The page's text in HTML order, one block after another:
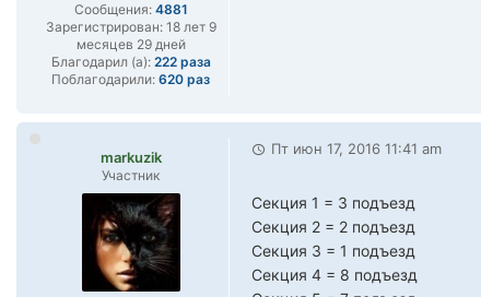
Сообщения: 4881
Зарегистрирован: 18 лет 9
месяцев 29 дней
Благодарил (а): 222 раза
Поблагодарили: 620 раз
markuzik
Участник
Пт июн 17, 2016 11:41 am
Секция 1 = 3 подъезд
Секция 2 = 2 подъезд
Секция 3 = 1 подъезд
Секция 4 = 8 подъезд